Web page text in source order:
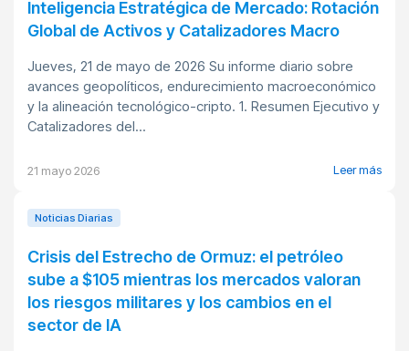
Inteligencia Estratégica de Mercado: Rotación
Global de Activos y Catalizadores Macro
Jueves, 21 de mayo de 2026 Su informe diario sobre
avances geopolíticos, endurecimiento macroeconómico
y la alineación tecnológico-cripto. 1. Resumen Ejecutivo y
Catalizadores del...
21 mayo 2026 Leer más
Noticias Diarias
Crisis del Estrecho de Ormuz: el petróleo
sube a $105 mientras los mercados valoran
los riesgos militares y los cambios en el
sector de IA